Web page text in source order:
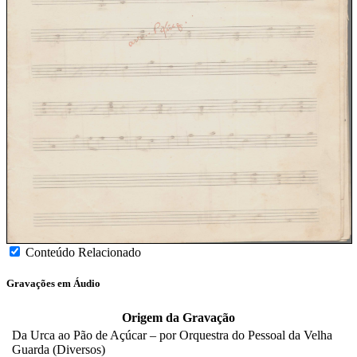
Conteúdo Relacionado
Gravações em Áudio
Origem da Gravação
Da Urca ao Pão de Açúcar – por Orquestra do Pessoal da Velha
Guarda (Diversos)